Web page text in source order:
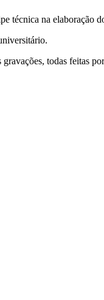
técnica na elaboração
todas feitas